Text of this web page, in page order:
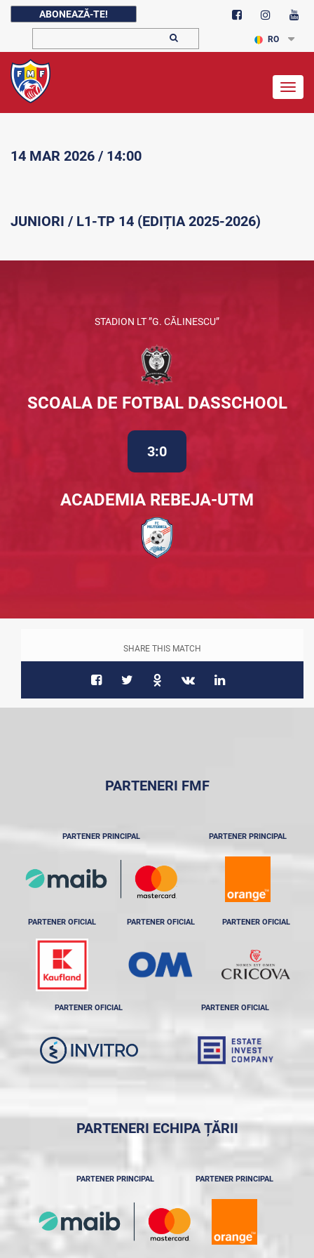
ABONEAZĂ-TE!
RO
14 MAR 2026 / 14:00
JUNIORI / L1-TP 14 (EDIȚIA 2025-2026)
STADION LT ”G. CĂLINESCU”
SCOALA DE FOTBAL DASSCHOOL
3:0
ACADEMIA REBEJA-UTM
SHARE THIS MATCH
PARTENERI FMF
PARTENER PRINCIPAL PARTENER PRINCIPAL
PARTENER OFICIAL PARTENER OFICIAL PARTENER OFICIAL
PARTENER OFICIAL PARTENER OFICIAL
PARTENERI ECHIPA ȚĂRII
PARTENER PRINCIPAL PARTENER PRINCIPAL